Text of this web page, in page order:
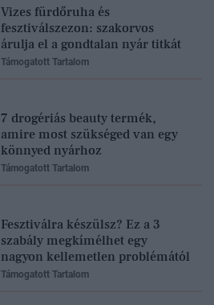
Vizes fürdőruha és
fesztiválszezon: szakorvos
árulja el a gondtalan nyár titkát
Támogatott Tartalom
7 drogériás beauty termék,
amire most szükséged van egy
könnyed nyárhoz
Támogatott Tartalom
Fesztiválra készülsz? Ez a 3
szabály megkímélhet egy
nagyon kellemetlen problémától
Támogatott Tartalom